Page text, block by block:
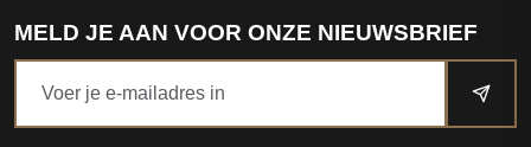
MELD JE AAN VOOR ONZE NIEUWSBRIEF